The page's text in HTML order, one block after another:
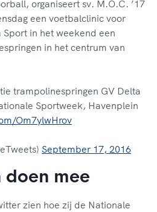
organiseert sv. M.O.C. ’17
een voetbalclinic voor
in het weekend een
in het centrum van
trampolinespringen GV Delta
Sportweek, Havenplein
Om7ylwHrov
September 17, 2016
doen mee
zien hoe zij de Nationale